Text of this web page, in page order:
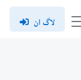
لاگ ان